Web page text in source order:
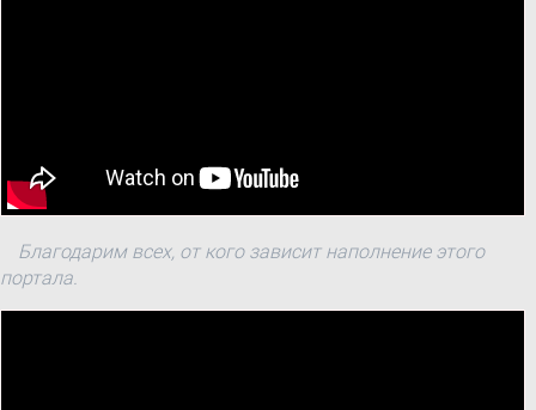
Благодарим всех, от кого зависит наполнение этого
портала.